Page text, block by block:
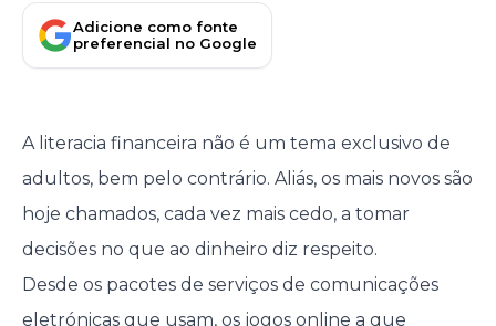
Adicione como fonte
preferencial no Google
A literacia financeira não é um tema exclusivo de
adultos, bem pelo contrário. Aliás, os mais novos são
hoje chamados, cada vez mais cedo, a tomar
decisões no que ao dinheiro diz respeito.
Desde os pacotes de serviços de comunicações
eletrónicas que usam, os jogos online a que